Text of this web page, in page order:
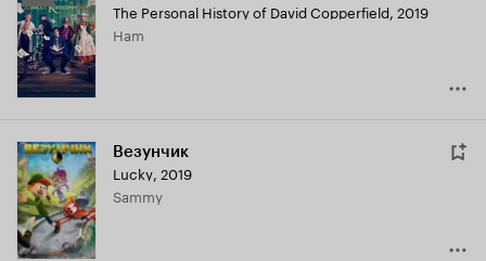
Кинопоиска
6.7
The Personal History of David Copperfield, 2019
Ham
Везунчик
Lucky, 2019
Sammy